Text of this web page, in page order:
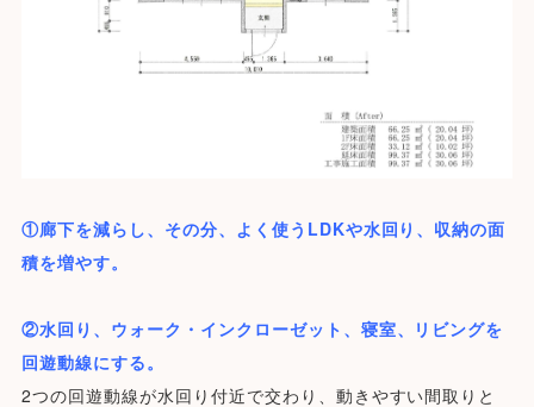
①廊下を減らし、その分、よく使うLDKや水回り、収納の面
積を増やす。
②水回り、ウォーク・インクローゼット、寝室、リビングを
回遊動線にする。
2つの回遊動線が水回り付近で交わり、動きやすい間取りと